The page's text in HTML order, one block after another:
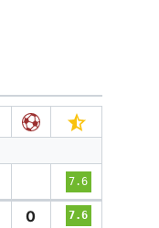
7.6
0 7.6